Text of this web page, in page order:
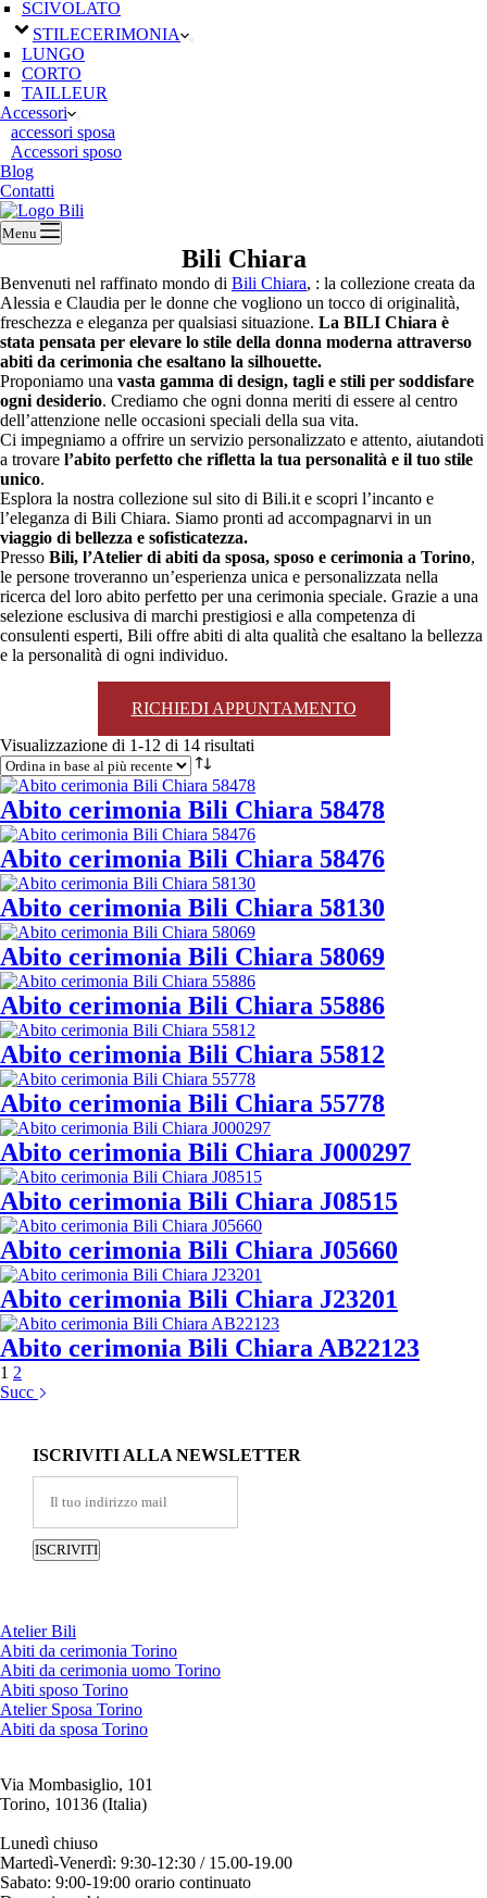
SCIVOLATO
STILECERIMONIA
LUNGO
CORTO
TAILLEUR
Accessori
accessori sposa
Accessori sposo
Blog
Contatti
Menu
Bili Chiara
Benvenuti nel raffinato mondo di Bili Chiara, : la collezione creata da
Alessia e Claudia per le donne che vogliono un tocco di originalità,
freschezza e eleganza per qualsiasi situazione. La BILI Chiara è
stata pensata per elevare lo stile della donna moderna attraverso
abiti da cerimonia che esaltano la silhouette.
Proponiamo una vasta gamma di design, tagli e stili per soddisfare
ogni desiderio. Crediamo che ogni donna meriti di essere al centro
dell’attenzione nelle occasioni speciali della sua vita.
Ci impegniamo a offrire un servizio personalizzato e attento, aiutandoti
a trovare l’abito perfetto che rifletta la tua personalità e il tuo stile
unico.
Esplora la nostra collezione sul sito di Bili.it e scopri l’incanto e
l’eleganza di Bili Chiara. Siamo pronti ad accompagnarvi in un
viaggio di bellezza e sofisticatezza.
Presso Bili, l’Atelier di abiti da sposa, sposo e cerimonia a Torino,
le persone troveranno un’esperienza unica e personalizzata nella
ricerca del loro abito perfetto per una cerimonia speciale. Grazie a una
selezione esclusiva di marchi prestigiosi e alla competenza di
consulenti esperti, Bili offre abiti di alta qualità che esaltano la bellezza
e la personalità di ogni individuo.
RICHIEDI APPUNTAMENTO
Visualizzazione di 1-12 di 14 risultati
base
al
più
recente
Abito cerimonia Bili Chiara 58478
Abito cerimonia Bili Chiara 58476
Abito cerimonia Bili Chiara 58130
Abito cerimonia Bili Chiara 58069
Abito cerimonia Bili Chiara 55886
Abito cerimonia Bili Chiara 55812
Abito cerimonia Bili Chiara 55778
Abito cerimonia Bili Chiara J000297
Abito cerimonia Bili Chiara J08515
Abito cerimonia Bili Chiara J05660
Abito cerimonia Bili Chiara J23201
Abito cerimonia Bili Chiara AB22123
1 2
Succ
ISCRIVITI ALLA NEWSLETTER
Atelier Bili
Abiti da cerimonia Torino
Abiti da cerimonia uomo Torino
Abiti sposo Torino
Atelier Sposa Torino
Abiti da sposa Torino
Via Mombasiglio, 101
Torino, 10136 (Italia)
Lunedì chiuso
Martedì-Venerdì: 9:30-12:30 / 15.00-19.00
Sabato: 9:00-19:00 orario continuato